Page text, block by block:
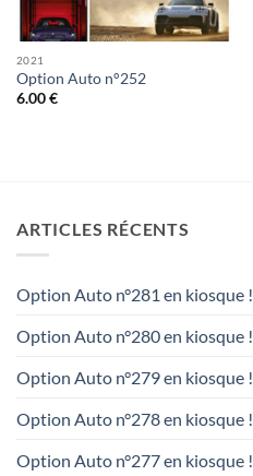
2021
Option Auto n°252
6.00€
ARTICLES RÉCENTS
Option Auto n°281 en kiosque !
Option Auto n°280 en kiosque !
Option Auto n°279 en kiosque !
Option Auto n°278 en kiosque !
Option Auto n°277 en kiosque !